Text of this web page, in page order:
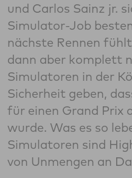
und Carlos Sainz jr.
Simulator-Job
nächste Rennen
dann aber komplett
Simulatoren in der
Sicherheit geben,
für einen Grand Prix
wurde. Was es so
Simulatoren sind
von Unmengen an